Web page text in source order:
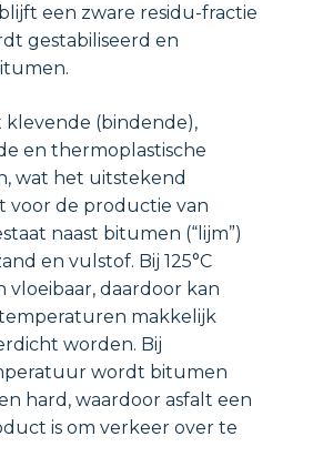
een zware residu-fractie
gestabiliseerd en
(bindende),
en thermoplastische
wat het uitstekend
voor de productie van
naast bitumen (“lijm”)
en vulstof. Bij 125°C
daardoor kan
makkelijk
worden. Bij
wordt bitumen
hard, waardoor asfalt een
is om verkeer over te